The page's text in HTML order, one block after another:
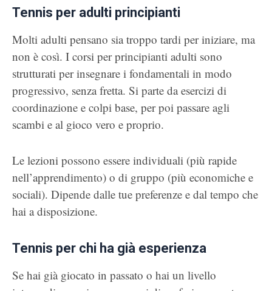
Tennis per adulti principianti
Molti adulti pensano sia troppo tardi per iniziare, ma
non è così. I corsi per principianti adulti sono
strutturati per insegnare i fondamentali in modo
progressivo, senza fretta. Si parte da esercizi di
coordinazione e colpi base, per poi passare agli
scambi e al gioco vero e proprio.
Le lezioni possono essere individuali (più rapide
nell’apprendimento) o di gruppo (più economiche e
sociali). Dipende dalle tue preferenze e dal tempo che
hai a disposizione.
Tennis per chi ha già esperienza
Se hai già giocato in passato o hai un livello